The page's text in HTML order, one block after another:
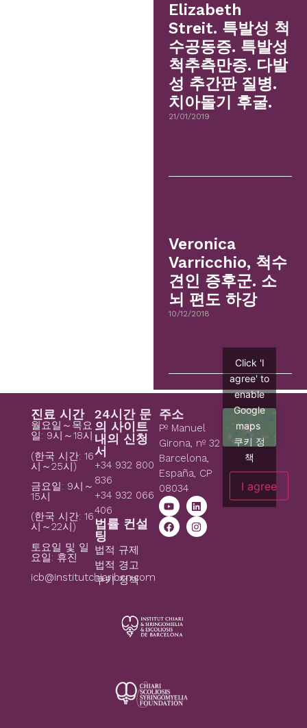
Elizabeth
Streit. 특발성 척
수공동증. 특발성
척추측만증. 다발
성 추간판 질병.
치아돌기 후굴.
21/01/2019
Veronica
Varricchio, 척수
견인 증후군. 소
뇌 편도 하강
10/12/2018
진료 시간
월요일～목요
일: 9시～18시
(한국 시간: 16
시～25시)
금요일: 9시～
15시
(한국 시간: 16
시～22시)
토요일 및 일
요일: 휴진
icb@institutchiaribcn.com
24시간 문
의 사이트
내의 신청
서
+34 932 800
836
+34 932 066
406
법률 컨설
팅
법적 규제
법적 경고
쿠키 정책
주소
Pº Manuel
Girona, nº 32
Barcelona,
España, CP
08034
Click 'I
agree' to
enable
Google
maps
쿠키 정
책
I agree